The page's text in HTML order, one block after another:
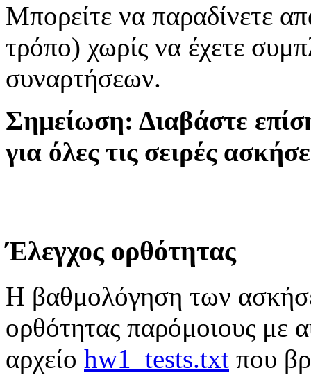
Μπορείτε να παραδίνετε
τρόπο) χωρίς να έχετε
συναρτήσεων.
Σημείωση: Διαβάστε
για όλες τις σειρές
Έλεγχος ορθότητας
Η βαθμολόγηση των
ορθότητας παρόμοιους με
αρχείο hw1_tests.txt που